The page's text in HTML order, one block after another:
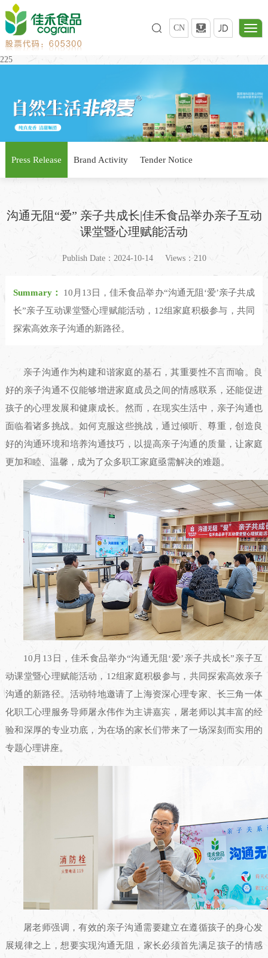
CN
225
Press Release Brand Activity Tender Notice
沟通无阻“爱” 亲子共成长|佳禾食品举办亲子互动
课堂暨心理赋能活动
Publish Date：2024-10-14 Views：210
Summary：
10月13日，佳禾食品举办“沟通无阻‘爱’亲子共成
长”亲子互动课堂暨心理赋能活动，12组家庭积极参与，共同
探索高效亲子沟通的新路径。
亲子沟通作为构建和谐家庭的基石，其重要性不言而喻。良
好的亲子沟通不仅能够增进家庭成员之间的情感联系，还能促进
孩子的心理发展和健康成长。然而，在现实生活中，亲子沟通也
面临着诸多挑战。如何克服这些挑战，通过倾听、尊重，创造良
好的沟通环境和培养沟通技巧，以提高亲子沟通的质量，让家庭
更加和睦、温馨，成为了众多职工家庭亟需解决的难题。
10月13日，佳禾食品举办“沟通无阻‘爱’亲子共成长”亲子互
动课堂暨心理赋能活动，12组家庭积极参与，共同探索高效亲子
沟通的新路径。活动特地邀请了上海资深心理专家、长三角一体
化职工心理服务导师屠永伟作为主讲嘉宾，屠老师以其丰富的经
验和深厚的专业功底，为在场的家长们带来了一场深刻而实用的
专题心理讲座。
屠老师强调，有效的亲子沟通需要建立在遵循孩子的身心发
展规律之上，想要实现沟通无阻，家长必须首先满足孩子的情感